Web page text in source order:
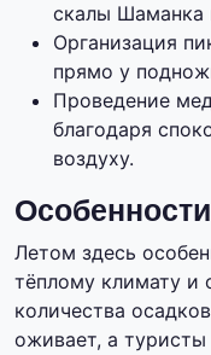
скалы
Организация
прямо у
Проведение
благодаря
воздуху.
Летом здесь
тёплому климату и
количества
оживает, а